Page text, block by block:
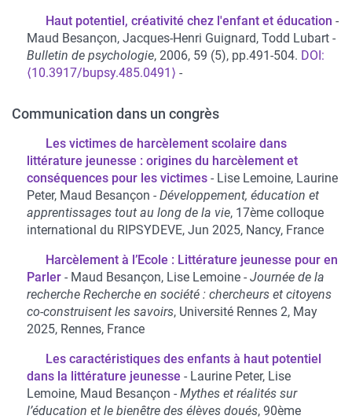
Haut potentiel, créativité chez l'enfant et éducation
Maud Besançon, Jacques-Henri Guignard, Todd Lubart
Bulletin de psychologie, 2006, 59 (5), pp.491-504.
⟨10.3917/bupsy.485.0491⟩
Communication dans un congrès
Les victimes de harcèlement scolaire dans
littérature jeunesse : origines du harcèlement et
conséquences pour les victimes
Lise Lemoine, Laurine
Peter, Maud Besançon
Développement, éducation et
apprentissages tout au long de la vie, 17ème colloque
international du RIPSYDEVE, Jun 2025, Nancy, France
Harcèlement à l’Ecole : Littérature jeunesse pour en
Parler
Maud Besançon, Lise Lemoine
Journée de la
recherche Recherche en société : chercheurs et citoyens
co-construisent les savoirs, Université Rennes 2, May
2025, Rennes, France
Les caractéristiques des enfants à haut potentiel
dans la littérature jeunesse
Laurine Peter, Lise
Lemoine, Maud Besançon
Mythes et réalités sur
l’éducation et le bienêtre des élèves doués, 90ème